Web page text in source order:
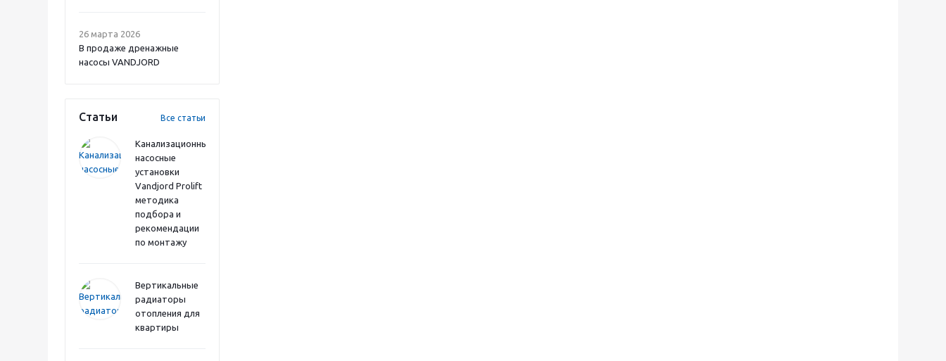
26 марта 2026
В продаже дренажные
насосы VANDJORD
Статьи Все статьи
Канализационные
насосные
установки
Vandjord Prolift
методика
подбора и
рекомендации
по монтажу
Вертикальные
радиаторы
отопления для
квартиры